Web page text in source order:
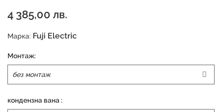
4 385,00 лв.
Марка: Fuji Electric
Монтаж:
кондензна вана :